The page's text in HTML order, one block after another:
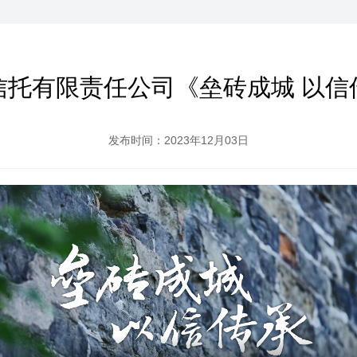
托有限责任公司《垒砖成城 以信
发布时间：2023年12月03日